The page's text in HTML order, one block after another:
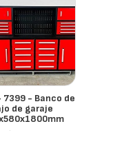
7399 - Banco de
de garaje